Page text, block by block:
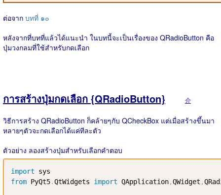
ต่อจาก บทที่ ๑๐
หลังจากที่บทที่แล้วได้แนะนำ ในบทนี้จะเป็นเรื่องของ QRadioButton คือ
ปุ่มวงกลมที่ใช้สำหรับกดเลือก
การสร้างปุ่มกดเลือก {QRadioButton} 介
วิธีการสร้าง QRadioButton ก็คล้ายๆกับ QCheckBox แต่เมื่อสร้างขึ้นมา
หลายๆตัวจะกดเลือกได้แค่ทีละตัว
ตัวอย่าง ลองสร้างปุ่มสำหรับเลือกคำตอบ
import
from PyQt5.QtWidgets import QApplication,QWidget ,